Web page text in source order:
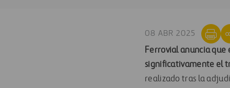
08 ABR 2025
Ferrovial anuncia que
significativamente el
realizado tras la